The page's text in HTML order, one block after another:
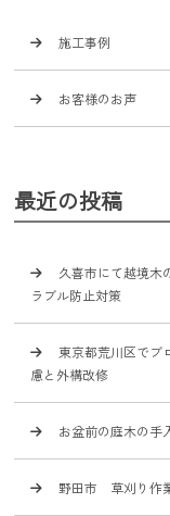
施工事例
お客様のお声
最近の投稿
久喜市にて越境木
ラブル防止対策
東京都荒川区でブ
慮と外構改修
お盆前の庭木の手
野田市 草刈り作